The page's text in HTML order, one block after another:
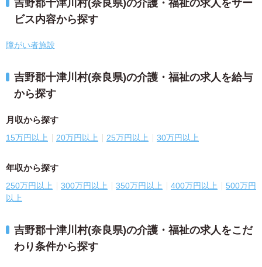
吉野郡十津川村(奈良県)の介護・福祉の求人をサー
ビス内容から探す
障がい者施設
吉野郡十津川村(奈良県)の介護・福祉の求人を給与
から探す
月収から探す
15万円以上 20万円以上 25万円以上 30万円以上
年収から探す
250万円以上 300万円以上 350万円以上 400万円以上
500万円
以上
吉野郡十津川村(奈良県)の介護・福祉の求人をこだ
わり条件から探す